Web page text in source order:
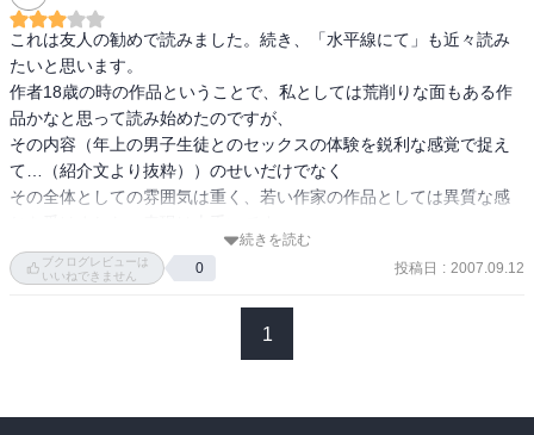
一度、しっかり考えなければと思った。
「水平線上にて」
自分も理屈っぽいので、
主人公の「性欲を純粋なもの」と捉え、
行為を共有したものに対し
その概念を共感して欲しい、
その感情が、恋愛とは異なるものである
ということもよく分かる。
これは友人の勧めで読みました。続き、「水平線にて」も近々読み
たいと思います。
作者18歳の時の作品ということで、私としては荒削りな面もある作
品かなと思って読み始めたのですが、
その内容（年上の男子生徒とのセックスの体験を鋭利な感覚で捉え
て…（紹介文より抜粋））のせいだけでなく
その全体としての雰囲気は重く、若い作家の作品としては異質な感
そしてだいぶ前の作品ですが、その古さを感じません。人間関係の
後ろめたさというものはそう簡単に変化するものではないように感
続きを読む
ブクログレビューは
いいねできません
0 投稿日 : 2007.09.12
1